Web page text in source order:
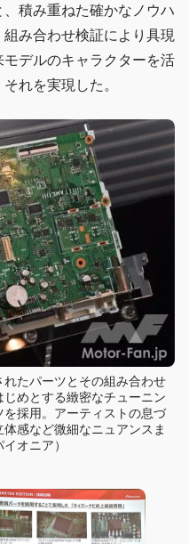
、積み重ねた確かなノウハ
み合わせ検証により具現
デルのキャラクターを活
れを実現した。
れたパーツとその組み合わせ
めとする緻密なチューニン
採用。アーティストの息づ
感など微細なニュアンスま
オニア）